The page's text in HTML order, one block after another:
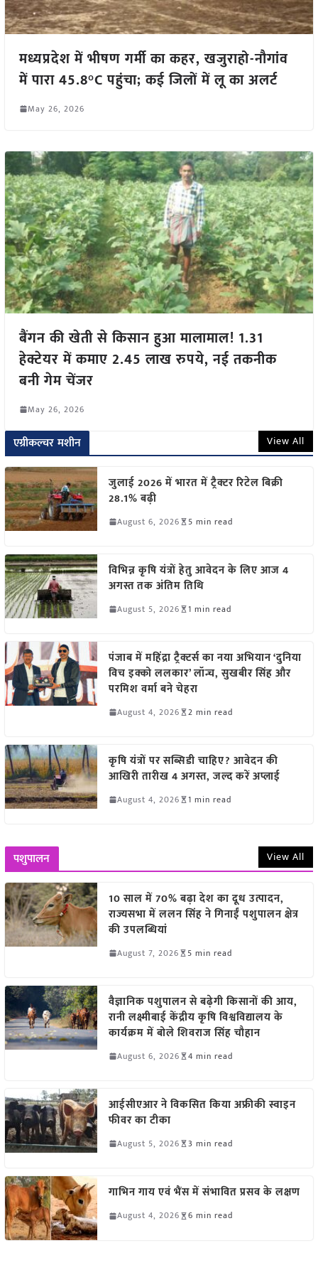
मध्यप्रदेश में भीषण गर्मी का कहर, खजुराहो-नौगांव
में पारा 45.8°C पहुंचा; कई जिलों में लू का अलर्ट
May 26, 2026
बैंगन की खेती से किसान हुआ मालामाल! 1.31
हेक्टेयर में कमाए 2.45 लाख रुपये, नई तकनीक
बनी गेम चेंजर
May 26, 2026
एग्रीकल्चर मशीन View All
जुलाई 2026 में भारत में ट्रैक्टर रिटेल बिक्री
28.1% बढ़ी
August 6, 2026 5 min read
विभिन्न कृषि यंत्रों हेतु आवेदन के लिए आज 4
अगस्त तक अंतिम तिथि
August 5, 2026 1 min read
पंजाब में महिंद्रा ट्रैक्टर्स का नया अभियान ‘दुनिया
विच इक्को ललकार’ लॉन्च, सुखबीर सिंह और
परमिश वर्मा बने चेहरा
August 4, 2026 2 min read
कृषि यंत्रों पर सब्सिडी चाहिए? आवेदन की
आखिरी तारीख 4 अगस्त, जल्द करें अप्लाई
August 4, 2026 1 min read
पशुपालन View All
10 साल में 70% बढ़ा देश का दूध उत्पादन,
राज्यसभा में ललन सिंह ने गिनाईं पशुपालन क्षेत्र
की उपलब्धियां
August 7, 2026 5 min read
वैज्ञानिक पशुपालन से बढ़ेगी किसानों की आय,
रानी लक्ष्मीबाई केंद्रीय कृषि विश्वविद्यालय के
कार्यक्रम में बोले शिवराज सिंह चौहान
August 6, 2026 4 min read
आईसीएआर ने विकसित किया अफ्रीकी स्वाइन
फीवर का टीका
August 5, 2026 3 min read
गाभिन गाय एवं भैंस में संभावित प्रसव के लक्षण
August 4, 2026 6 min read